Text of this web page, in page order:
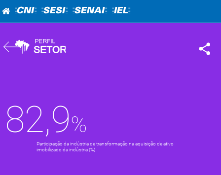
=CNI= =SESI= =SENAI= =IEL=
82,9
Participação da indústria de transformação na aquisição de ativo
imobilizado da indústria (%)